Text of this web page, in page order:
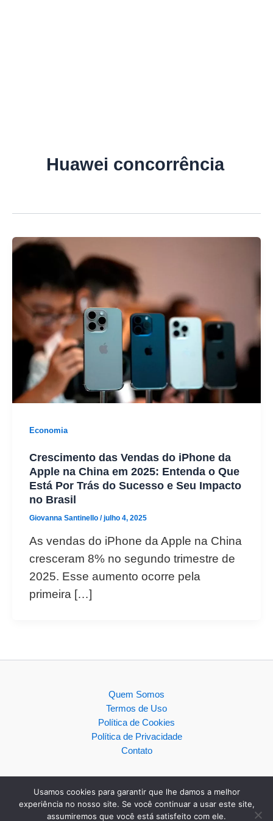
Huawei concorrência
Economia
Crescimento das Vendas do iPhone da
Apple na China em 2025: Entenda o Que
Está Por Trás do Sucesso e Seu Impacto
no Brasil
Giovanna Santinello /julho 4, 2025
As vendas do iPhone da Apple na China
cresceram 8% no segundo trimestre de
2025. Esse aumento ocorre pela
primeira […]
Quem Somos
Termos de Uso
Política de Cookies
Política de Privacidade
Contato
Usamos cookies para garantir que lhe damos a melhor
experiência no nosso site. Se você continuar a usar este site,
assumiremos que você está satisfeito com ele.